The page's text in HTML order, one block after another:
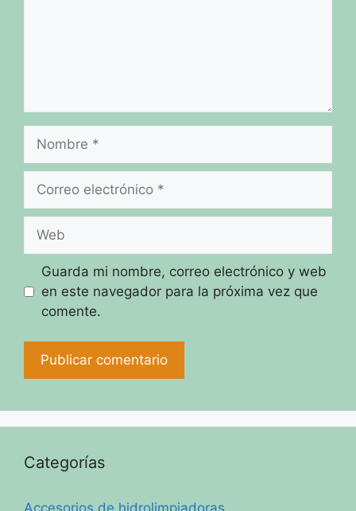
electrónico
Guarda mi nombre, correo electrónico y web
en este navegador para la próxima vez que
comente.
Categorías